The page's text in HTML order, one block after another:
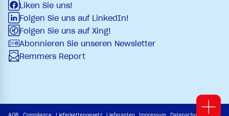
Liken Sie uns!
Folgen Sie uns auf LinkedIn!
Folgen Sie uns auf Xing!
Abonnieren Sie unseren Newsletter
Remmers Report
AGB Compliance Lieferkettengesetz Lieferanten Impressum Datenschutz